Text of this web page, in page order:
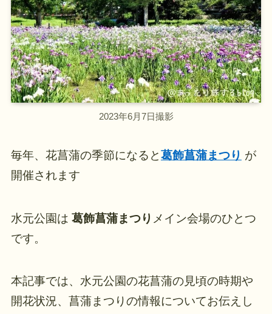
2023年6月7日撮影
毎年、花菖蒲の季節になると葛飾菖蒲まつり が
開催されます
水元公園は 葛飾菖蒲まつり メイン会場のひとつ
です。
本記事では、水元公園の花菖蒲の見頃の時期や
開花状況、菖蒲まつりの情報についてお伝えし